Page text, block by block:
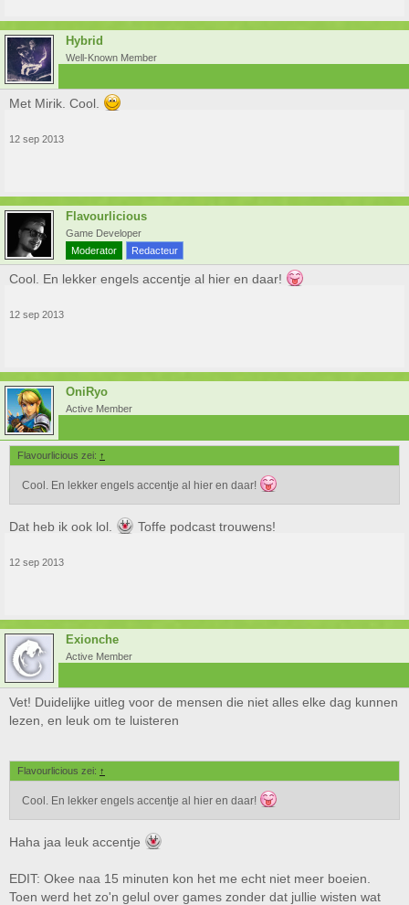
Hybrid
Well-Known Member
Met Mirik. Cool.
12 sep 2013
Flavourlicious
Game Developer
Moderator
Redacteur
Cool. En lekker engels accentje al hier en daar!
12 sep 2013
OniRyo
Active Member
Flavourlicious zei: ↑
Cool. En lekker engels accentje al hier en daar!
Dat heb ik ook lol. Toffe podcast trouwens!
12 sep 2013
Exionche
Active Member
Vet! Duidelijke uitleg voor de mensen die niet alles elke dag kunnen
lezen, en leuk om te luisteren
Flavourlicious zei: ↑
Cool. En lekker engels accentje al hier en daar!
Haha jaa leuk accentje
EDIT: Okee naa 15 minuten kon het me echt niet meer boeien.
Toen werd het zo'n gelul over games zonder dat jullie wisten wat